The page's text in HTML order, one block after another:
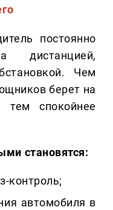
постоянно
дистанцией,
Чем
берет на
тем спокойнее
становятся:
контроль;
автомобиля в